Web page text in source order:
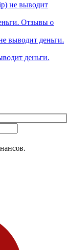
не выводит
Отзывы о
выводит деньги.
деньги.